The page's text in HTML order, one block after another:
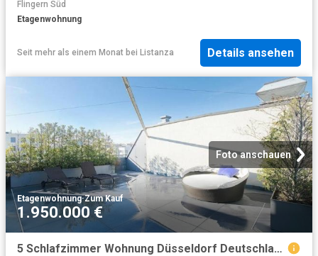
Flingern Süd
Etagenwohnung
Seit mehr als einem Monat bei Listanza Details ansehen
Foto anschauen
Etagenwohnung·Zum Kauf
1.950.000 €
5 Schlafzimmer Wohnung Düsseldorf Deutschland 103841303